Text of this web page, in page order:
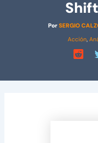
PorSERGIO
Acción,